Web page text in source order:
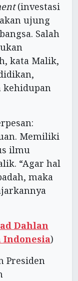
(investasi
ujung
Salah
kata Malik,
kehidupan
Memiliki
ilmu
“Agar hal
maka
Dahlan
Indonesia)
Presiden